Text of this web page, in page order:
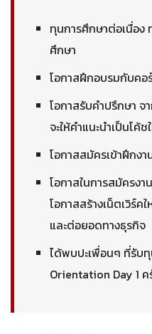
ทุนการศึกษาต่อเนื่อง
ศึกษา
โอกาสฝึกอบรมกับค
โอกาสรับคำปรึกษา
จะให้คำแนะนำเป็นโค้
โอกาสสมัครเข้าฝึกง
โอกาสในการสมัครง
โอกาสสร้างเน็ตเวิร์
และต่อยอดทางธุรกิจ
ได้พบปะเพื่อนๆ ที่รับ
Orientation Day 1 ค